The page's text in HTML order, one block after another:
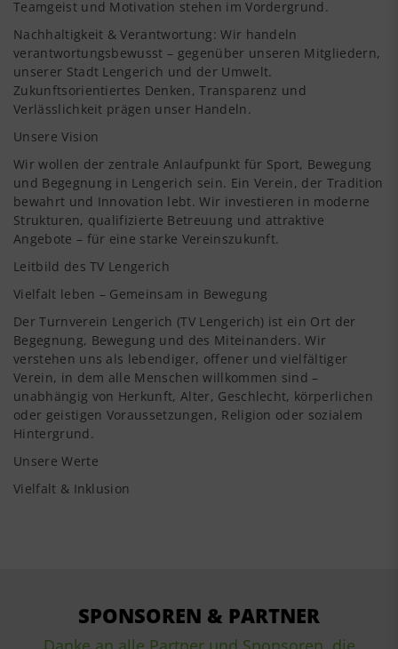
Teamgeist und Motivation stehen im Vordergrund.
Nachhaltigkeit & Verantwortung: Wir handeln
verantwortungsbewusst – gegenüber unseren Mitgliedern,
unserer Stadt Lengerich und der Umwelt.
Zukunftsorientiertes Denken, Transparenz und
Verlässlichkeit prägen unser Handeln.
Unsere Vision
Wir wollen der zentrale Anlaufpunkt für Sport, Bewegung
und Begegnung in Lengerich sein. Ein Verein, der Tradition
bewahrt und Innovation lebt. Wir investieren in moderne
Strukturen, qualifizierte Betreuung und attraktive
Angebote – für eine starke Vereinszukunft.
Leitbild des TV Lengerich
Vielfalt leben – Gemeinsam in Bewegung
Der Turnverein Lengerich (TV Lengerich) ist ein Ort der
Begegnung, Bewegung und des Miteinanders. Wir
verstehen uns als lebendiger, offener und vielfältiger
Verein, in dem alle Menschen willkommen sind –
unabhängig von Herkunft, Alter, Geschlecht, körperlichen
oder geistigen Voraussetzungen, Religion oder sozialem
Hintergrund.
Unsere Werte
Vielfalt & Inklusion
SPONSOREN & PARTNER